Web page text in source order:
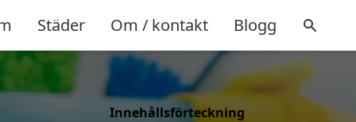
Städer Om / kontakt Blogg
Innehållsförteckning